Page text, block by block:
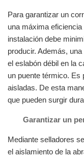
Para garantizar un
una máxima
instalación debe
producir. Además,
el eslabón débil en la
un puente térmico. Es
aisladas. De esta
que pueden surgir
Garantizar un
Mediante selladores
el aislamiento de la